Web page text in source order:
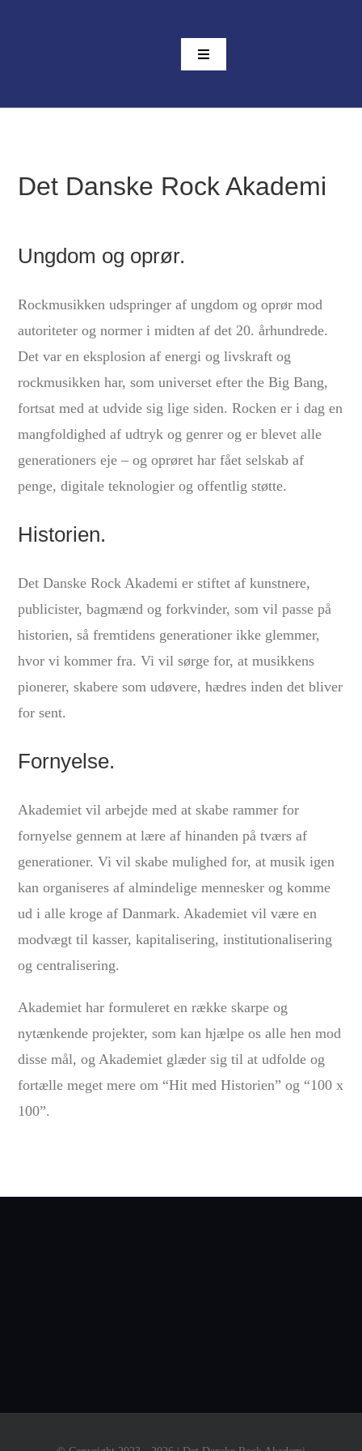
Toggle
Navigation
Kontakt
Det Danske Rock Akademi
Ungdom og oprør.
Rockmusikken udspringer af ungdom og oprør mod
autoriteter og normer i midten af det 20. århundrede.
Det var en eksplosion af energi og livskraft og
rockmusikken har, som universet efter the Big Bang,
fortsat med at udvide sig lige siden. Rocken er i dag en
mangfoldighed af udtryk og genrer og er blevet alle
generationers eje – og oprøret har fået selskab af
penge, digitale teknologier og offentlig støtte.
Historien.
Det Danske Rock Akademi er stiftet af kunstnere,
publicister, bagmænd og forkvinder, som vil passe på
historien, så fremtidens generationer ikke glemmer,
hvor vi kommer fra. Vi vil sørge for, at musikkens
pionerer, skabere som udøvere, hædres inden det bliver
for sent.
Fornyelse.
Akademiet vil arbejde med at skabe rammer for
fornyelse gennem at lære af hinanden på tværs af
generationer. Vi vil skabe mulighed for, at musik igen
kan organiseres af almindelige mennesker og komme
ud i alle kroge af Danmark. Akademiet vil være en
modvægt til kasser, kapitalisering, institutionalisering
og centralisering.
Akademiet har formuleret en række skarpe og
nytænkende projekter, som kan hjælpe os alle hen mod
disse mål, og Akademiet glæder sig til at udfolde og
fortælle meget mere om “Hit med Historien” og “100 x
100”.